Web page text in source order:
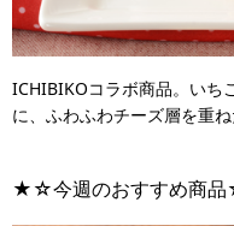
ICHIBIKOコラボ商品。いち
に、ふわふわチーズ層を重
★☆今週のおすすめ商